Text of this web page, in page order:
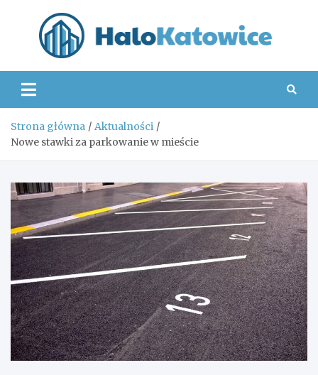
Strona główna
Aktualności
Nowe stawki za parkowanie w mieście